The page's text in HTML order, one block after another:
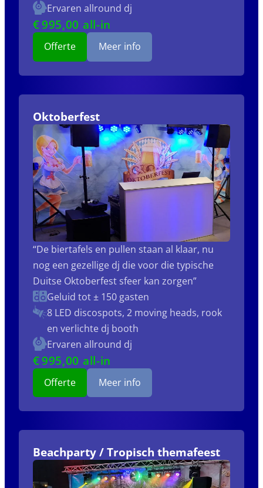
Ervaren allround dj
€995,00 all-in
Offerte Meer info
Oktoberfest
“De biertafels en pullen staan al klaar, nu
nog een gezellige dj die voor die typische
Duitse Oktoberfest sfeer kan zorgen”
Geluid tot ± 150 gasten
8 LED discospots, 2 moving heads, rook
en verlichte dj booth
Ervaren allround dj
€995,00 all-in
Offerte Meer info
Beachparty / Tropisch themafeest